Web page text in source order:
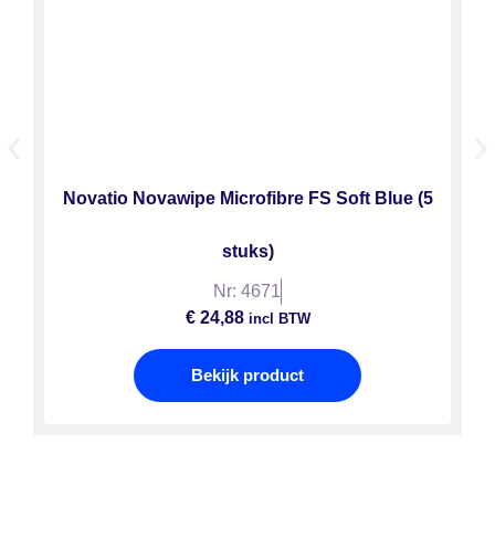
Novatio Novawipe Microfibre FS Soft Blue (5
stuks)
Nr: 4671
€24,88incl BTW
Bekijk product